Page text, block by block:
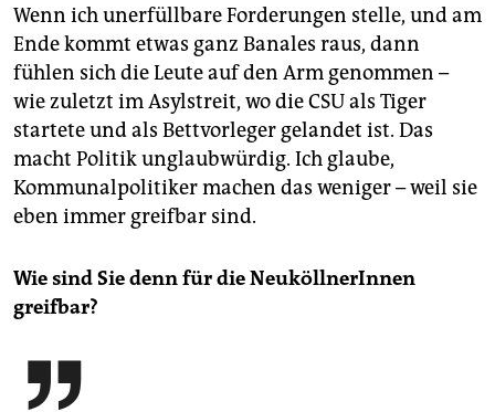
Wenn ich unerfüllbare Forderungen stelle, und am
Ende kommt etwas ganz Banales raus, dann
fühlen sich die Leute auf den Arm genommen –
wie zuletzt im Asylstreit, wo die CSU als Tiger
startete und als Bettvorleger gelandet ist. Das
macht Politik unglaubwürdig. Ich glaube,
Kommunalpolitiker machen das weniger – weil sie
eben immer greifbar sind.
Wie sind Sie denn für die NeuköllnerInnen
greifbar?
